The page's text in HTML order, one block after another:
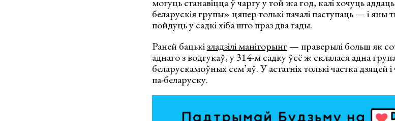
беларускія групы» цяпер толькі пачалі паступаць — і
пойдуць у садкі хіба што праз два гады.
Раней бацькізладзілі маніторынг— праверылі больш як
аднаго з водгукаў, у 314-м садку ўсё ж склалася адна
беларускамоўных сем’яў. У астатніх толькі частка дзяцей
па-беларуску.